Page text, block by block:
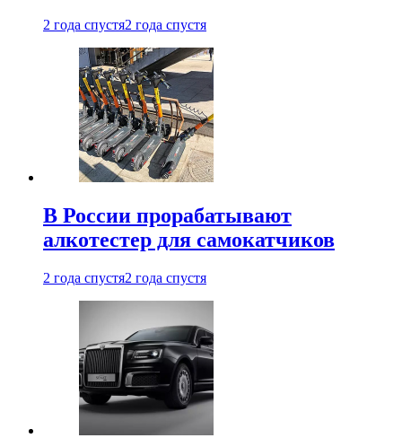
2 года спустя2 года спустя
В России прорабатывают
алкотестер для самокатчиков
2 года спустя2 года спустя